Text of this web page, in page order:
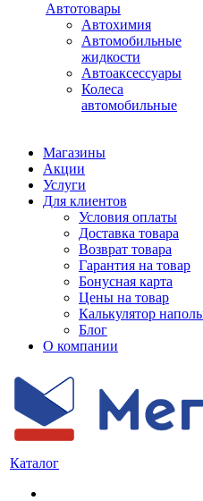
Автотовары
Автохимия
Автомобильные
жидкости
Автоаксессуары
Колеса
автомобильные
Магазины
Акции
Услуги
Для клиентов
Условия оплаты
Доставка товара
Возврат товара
Гарантия на товар
Бонусная карта
Цены на товар
Калькулятор
Блог
О компании
Каталог